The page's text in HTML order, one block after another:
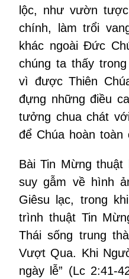
lộc, như vườn
chính, làm trổi
khác ngoài Đức
chúng ta thấy
vì được Thiên
đựng những điều
tưởng chua chát
để Chúa hoàn toàn
Bài Tin Mừng
suy gẫm về hình
Giêsu lạc, trong
trình thuật Tin
Thái sống trung
Vượt Qua. Khi
ngày lễ” (Lc 2:41-